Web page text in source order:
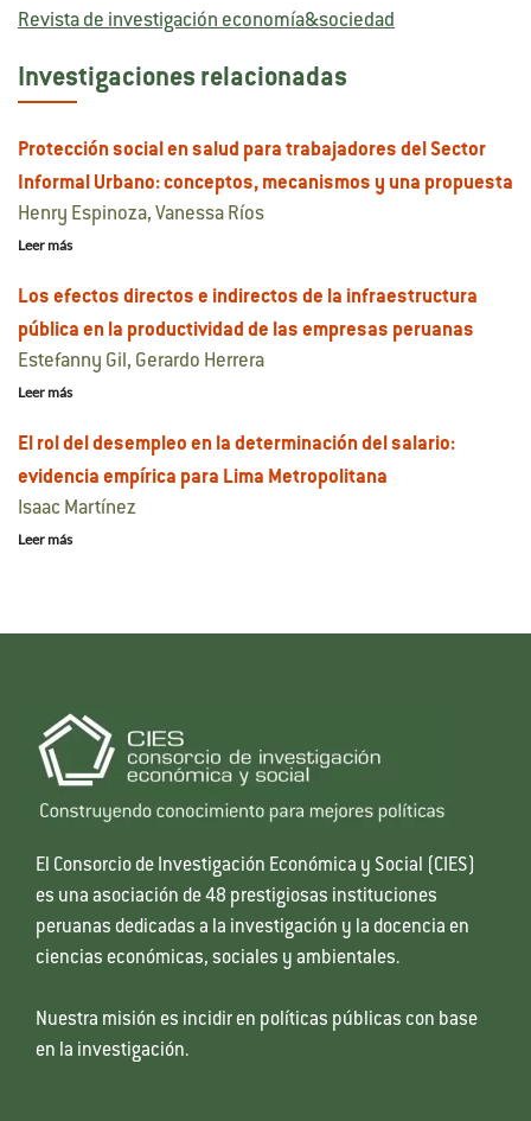
Revista de investigación economía&sociedad
Investigaciones relacionadas
Protección social en salud para trabajadores del Sector
Informal Urbano: conceptos, mecanismos y una propuesta
Henry Espinoza, Vanessa Ríos
Leer más
Los efectos directos e indirectos de la infraestructura
pública en la productividad de las empresas peruanas
Estefanny Gil, Gerardo Herrera
Leer más
El rol del desempleo en la determinación del salario:
evidencia empírica para Lima Metropolitana
Isaac Martínez
Leer más
El Consorcio de Investigación Económica y Social (CIES)
es una asociación de 48 prestigiosas instituciones
peruanas dedicadas a la investigación y la docencia en
ciencias económicas, sociales y ambientales.
Nuestra misión es incidir en políticas públicas con base
en la investigación.